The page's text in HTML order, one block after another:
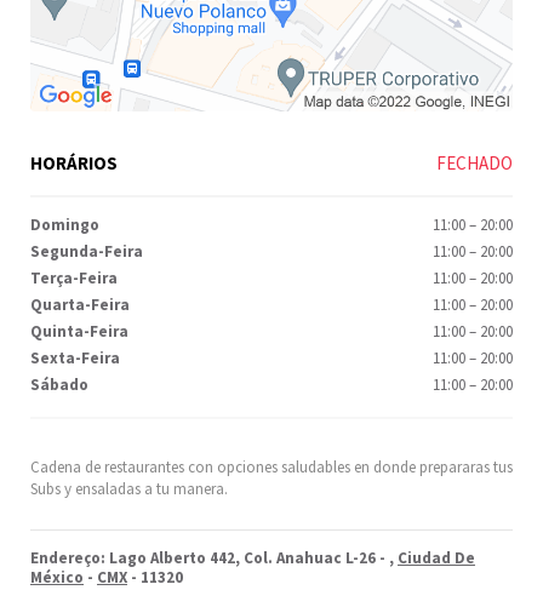
Cadena de restaurantes con opciones saludables en donde prepararas tus
Subs y ensaladas a tu manera.
Endereço: Lago Alberto 442, Col. Anahuac L-26 - , Ciudad De
México - CMX - 11320
HORÁRIOS FECHADO
Domingo 11:00– 20:00
Segunda-Feira
11:00– 20:00
Terça-Feira
11:00– 20:00
Quarta-Feira
11:00– 20:00
Quinta-Feira
11:00– 20:00
Sexta-Feira
11:00– 20:00
Sábado
11:00– 20:00